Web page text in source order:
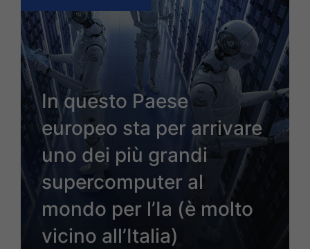
In questo Paese
europeo sta per arrivare
uno dei più grandi
supercomputer al
mondo per l’Ia (è molto
vicino all’Italia)